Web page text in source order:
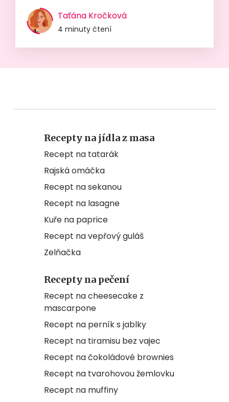
Taťána Kročková
4 minuty čtení
Recepty na jídla z masa
Recept na tatarák
Rajská omáčka
Recept na sekanou
Recept na lasagne
Kuře na paprice
Recept na vepřový guláš
Zelňačka
Recepty na pečení
Recept na cheesecake z
mascarpone
Recept na perník s jablky
Recept na tiramisu bez vajec
Recept na čokoládové brownies
Recept na tvarohovou žemlovku
Recept na muffiny